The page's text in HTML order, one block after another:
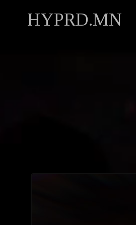
HYPRD.MN